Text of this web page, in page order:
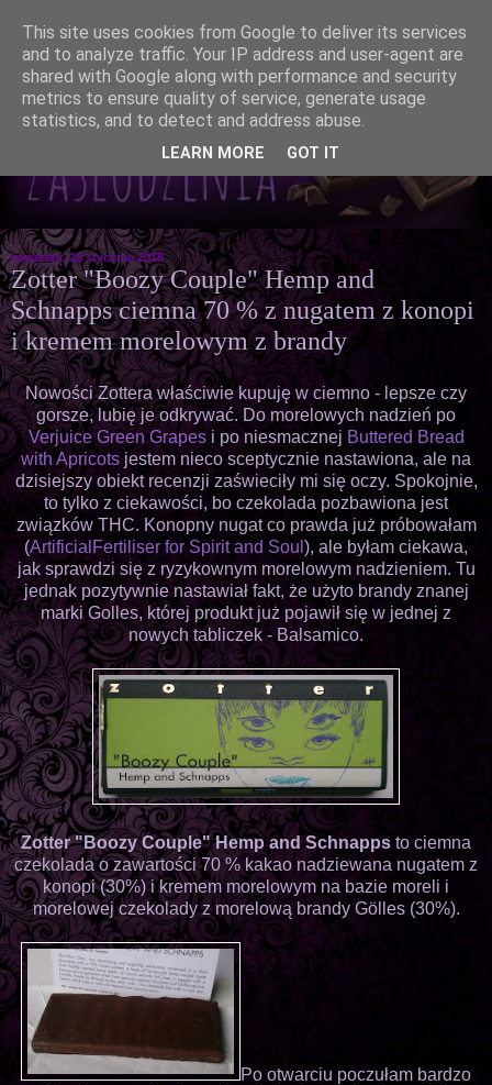
czwartek, 25 stycznia 2018
Zotter "Boozy Couple" Hemp and
Schnapps ciemna 70 % z nugatem z konopi
i kremem morelowym z brandy
Nowości Zottera właściwie kupuję w ciemno - lepsze czy
gorsze, lubię je odkrywać. Do morelowych nadzień po
Verjuice Green Grapesi po niesmacznej Buttered Bread
with Apricots jestem nieco sceptycznie nastawiona, ale na
dzisiejszy obiekt recenzji zaświeciły mi się oczy. Spokojnie,
to tylko z ciekawości, bo czekolada pozbawiona jest
związków THC. Konopny nugat co prawda już próbowałam
(ArtificialFertiliser for Spirit and Soul ), ale byłam ciekawa,
jak sprawdzi się z ryzykownym morelowym nadzieniem. Tu
jednak pozytywnie nastawiał fakt, że użyto brandy znanej
marki Golles, której produkt już pojawił się w jednej z
nowych tabliczek - Balsamico.
Zotter "Boozy Couple" Hemp and Schnapps to ciemna
czekolada o zawartości 70 % kakao nadziewana nugatem z
konopi (30%) i kremem morelowym na bazie moreli i
morelowej czekolady z morelową brandy Gölles (30%).
Po otwarciu poczułam bardzo
This site uses cookies from Google to deliver its services
and to analyze traffic. Your IP address and user-agent are
shared with Google along with performance and security
metrics to ensure quality of service, generate usage
statistics, and to detect and address abuse.
LEARN MORE GOT IT